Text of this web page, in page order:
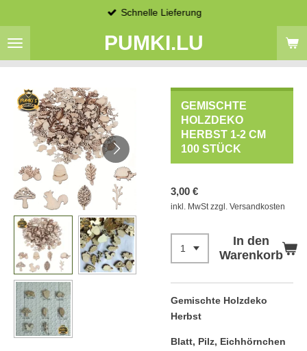
Hauptinhalt
springen
PUMKI.LU
Schnelle Lieferung
GEMISCHTE
HOLZDEKO
HERBST 1-2 CM
100 STÜCK
3,00 €
inkl. MwSt zzgl. Versandkosten
In den
Warenkorb
Gemischte Holzdeko
Herbst
Blatt, Pilz, Eichhörnchen